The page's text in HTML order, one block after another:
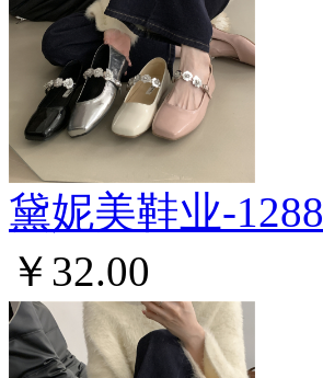
黛妮美鞋业-1288
￥32.00